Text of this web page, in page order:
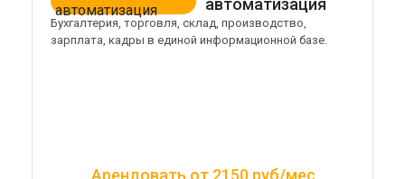
Бухгалтерия, торговля, склад, производство,
зарплата, кадры в единой информационной базе.
Арендовать от 2150 руб/мес